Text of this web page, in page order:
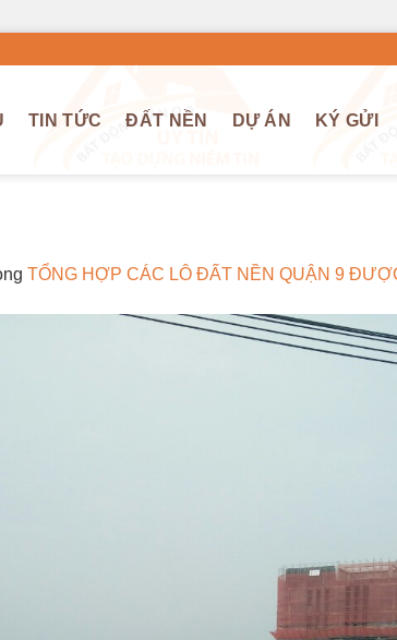
TIN TỨC ĐẤT NỀN DỰ ÁN KÝ GỬI
TỔNG HỢP CÁC LÔ ĐẤT NỀN QUẬN 9